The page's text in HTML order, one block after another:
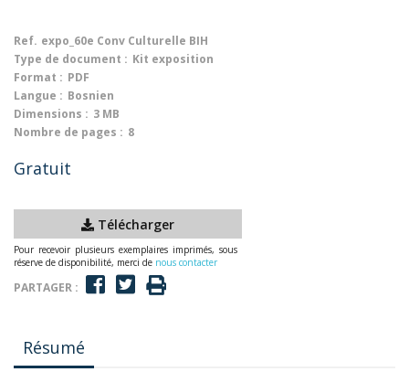
Ref. expo_60e Conv Culturelle BIH
Type de document : Kit exposition
Format : PDF
Langue : Bosnien
Dimensions : 3 MB
Nombre de pages : 8
Gratuit
Télécharger
Pour recevoir plusieurs exemplaires imprimés, sous
réserve de disponibilité, merci de nous contacter
PARTAGER :
Résumé